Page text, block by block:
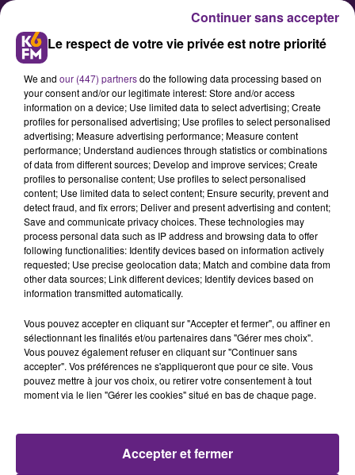
La Douane à la recherche de
renfort en Bourgogne-Franche-
Comté
La Douane de Bourgogne-Franche-
Comté ouvre ses portes aux
candidatures pour intégrer les
rejoindre les 16 000 agents présents
partout en France, chaque
personne titulaire du baccalauréat
peut s'inscrire jusqu'au 22
Publié : 18 septembre 2025 à 14h00 par Quentin
Le respect de votre vie privée est notre priorité
We and our (447) partnersdo the following data processing based on
your consent and/or our legitimate interest: Store and/or access
information on a device; Use limited data to select advertising; Create
profiles for personalised advertising; Use profiles to select personalised
advertising; Measure advertising performance; Measure content
performance; Understand audiences through statistics or combinations
of data from different sources; Develop and improve services; Create
profiles to personalise content; Use profiles to select personalised
content; Use limited data to select content; Ensure security, prevent and
detect fraud, and fix errors; Deliver and present advertising and content;
Save and communicate privacy choices. These technologies may
process personal data such as IP address and browsing data to offer
following functionalities: Identify devices based on information actively
requested; Use precise geolocation data; Match and combine data from
other data sources; Link different devices; Identify devices based on
information transmitted automatically.
Vous pouvez accepter en cliquant sur "Accepter et fermer", ou affiner en
sélectionnant les finalités et/ou partenaires dans "Gérer mes choix".
Vous pouvez également refuser en cliquant sur "Continuer sans
accepter". Vos préférences ne s'appliqueront que pour ce site. Vous
pouvez mettre à jour vos choix, ou retirer votre consentement à tout
moment via le lien "Gérer les cookies" situé en bas de chaque page.
Accepter et fermer
Continuer sans accepter